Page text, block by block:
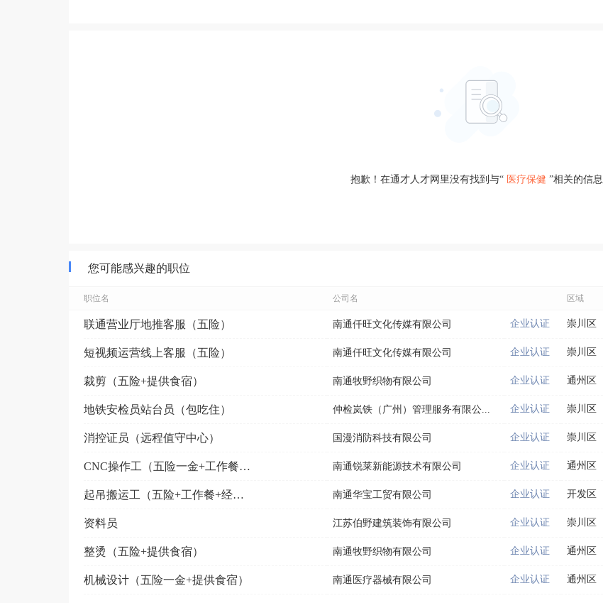
抱歉！在通才人才网里没有找到与“ 医疗保健 ”相关的信息
您可能感兴趣的职位
职位名 公司名 区域
联通营业厅地推客服（五险） 南通仟旺文化传媒有限公司 企业认证 崇川区
短视频运营线上客服（五险） 南通仟旺文化传媒有限公司 企业认证 崇川区
裁剪（五险+提供食宿） 南通牧野织物有限公司 企业认证 通州区
地铁安检员站台员（包吃住） 仲检岚铁（广州）管理服务有限公... 企业认证 崇川区
消控证员（远程值守中心） 国漫消防科技有限公司 企业认证 崇川区
CNC操作工（五险一金+工作餐+节日福利） 南通锐莱新能源技术有限公司 企业认证 通州区
起吊搬运工（五险+工作餐+经验不限） 南通华宝工贸有限公司 企业认证 开发区
资料员 江苏伯野建筑装饰有限公司 企业认证 崇川区
整烫（五险+提供食宿） 南通牧野织物有限公司 企业认证 通州区
机械设计（五险一金+提供食宿） 南通医疗器械有限公司 企业认证 通州区